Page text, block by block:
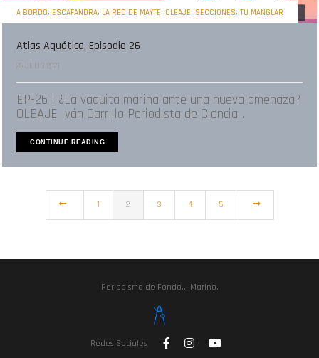
A BORDO, ESCAFANDRA, LA RED DE MAYTÉ, OLEAJE, SECCIONES, TU MANGLAR
Atlas Aquática, Episodio 26
26 JULIO 2021
EP-26 | ¿La vaquita marina ante una nueva amenaza?
OLEAJE Iván Carrillo Periodista de Ciencia...
CONTINUE READING
1 2 3 4 5
Periodismo de Fondo... Marino.
Redes Sociales